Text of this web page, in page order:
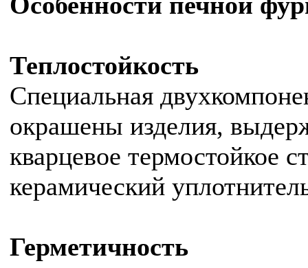
Теплостойкость
Специальная
окрашены изделия,
кварцевое термостойкое
керамический
Герметичность